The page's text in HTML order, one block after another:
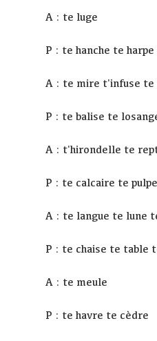
A : te luge
P : te hanche te
A : te mire t'infuse te
P : te balise te
A : t'hirondelle te
P : te calcaire te
A : te langue te lune
P : te chaise te table
A : te meule
P : te havre te cèdre